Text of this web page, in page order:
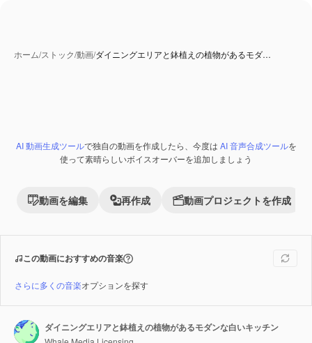
ホーム/ストック/動画/ダイニングエリアと鉢植えの植物があるモダ…
PremiumAI 生成コンテンツ
AI 動画生成ツールで独自の動画を作成したら、今度は AI 音声合成ツールを
使って素晴らしいボイスオーバーを追加しましょう
動画を編集 再作成 動画プロジェクトを作成
この動画におすすめの音楽
さらに多くの音楽オプションを探す
ダイニングエリアと鉢植えの植物があるモダンな白いキッチン